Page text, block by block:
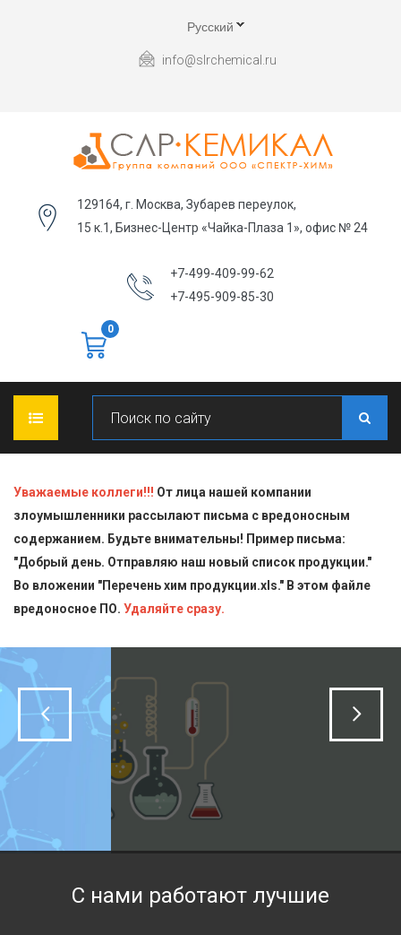
Русский
info@slrchemical.ru
129164, г. Москва, Зубарев переулок,
15 к.1, Бизнес-Центр «Чайка-Плаза 1», офис № 24
+7-499-409-99-62
+7-495-909-85-30
0
О КОМПАНИИ
ПРОДУКЦИЯ
Блескообразующие добавки
Индикаторы
Кислоты
Пищевая химия для производств
Стандарт-титры
Техническая химия
СТАТЬИ
ДОСТАВКА
СЕРТИФИКАТЫ
КОНТАКТЫ
Уважаемые коллеги!!! От лица нашей компании
злоумышленники рассылают письма с вредоносным
содержанием. Будьте внимательны! Пример письма:
"Добрый день. Отправляю наш новый список продукции."
Во вложении "Перечень хим продукции.xls." В этом файле
вредоносное ПО. Удаляйте сразу.
С нами работают лучшие